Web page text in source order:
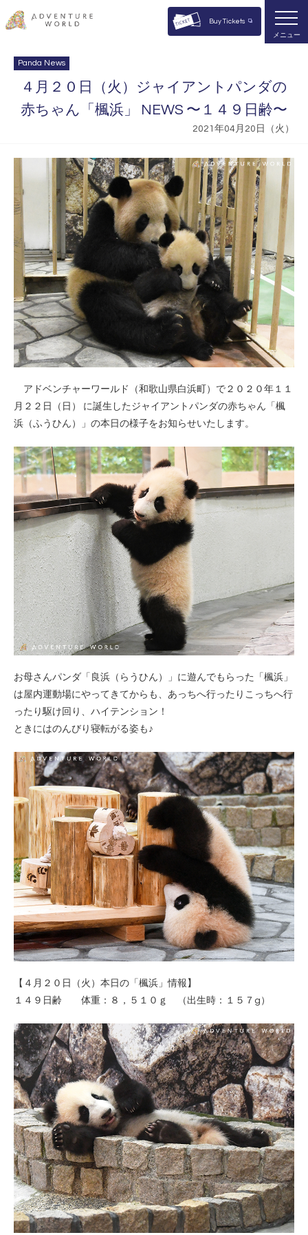
Buy Tickets
メニュー
Panda News
４月２０日（火）ジャイアントパンダの
赤ちゃん「楓浜」 NEWS 〜１４９日齢〜
2021年04月20日（火）
アドベンチャーワールド（和歌山県白浜町）で２０２０年１１
月２２日（日） に誕生したジャイアントパンダの赤ちゃん「楓
浜（ふうひん）」の本日の様子をお知らせいたします。
お母さんパンダ「良浜（らうひん）」に遊んでもらった「楓浜」
は屋内運動場にやってきてからも、あっちへ行ったりこっちへ行
ったり駆け回り、ハイテンション！
ときにはのんびり寝転がる姿も♪
【４月２０日（火）本日の「楓浜」情報】
１４９日齢 体重：８，５１０ｇ （出生時：１５７g）